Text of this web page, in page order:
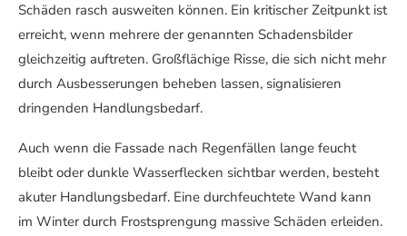
Schäden rasch ausweiten können. Ein kritischer Zeitpunkt ist
erreicht, wenn mehrere der genannten Schadensbilder
gleichzeitig auftreten. Großflächige Risse, die sich nicht mehr
durch Ausbesserungen beheben lassen, signalisieren
dringenden Handlungsbedarf.
Auch wenn die Fassade nach Regenfällen lange feucht
bleibt oder dunkle Wasserflecken sichtbar werden, besteht
akuter Handlungsbedarf. Eine durchfeuchtete Wand kann
im Winter durch Frostsprengung massive Schäden erleiden.